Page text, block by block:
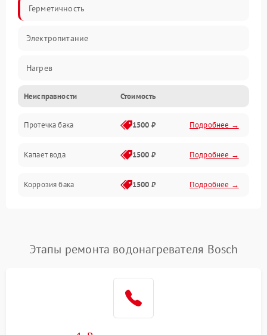
Герметичность
Электропитание
Нагрев
Датчики
Механика
Неисправности Стоимость
Протечка бака 1500 ₽ Подробнее →
Капает вода 1500 ₽ Подробнее →
Коррозия бака 1500 ₽ Подробнее →
Этапы ремонта водонагревателя Bosch